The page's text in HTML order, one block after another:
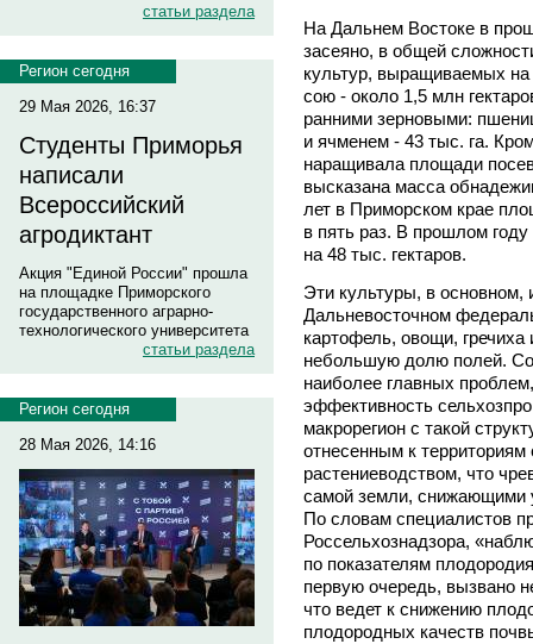
статьи раздела
Регион сегодня
29 Мая 2026, 16:37
Студенты Приморья
написали
Всероссийский
агродиктант
Акция "Единой России" прошла
на площадке Приморского
государственного аграрно-
технологического университета
статьи раздела
Регион сегодня
28 Мая 2026, 14:16
На Дальнем Востоке в
засеяно, в общей
культур, выращиваемых
сою - около 1,5 млн
ранними зерновыми:
и ячменем - 43 тыс. га.
наращивала площади
высказана масса
лет в Приморском крае
в пять раз. В прошлом
на 48 тыс. гектаров.
Эти культуры, в основном,
Дальневосточном
картофель, овощи, гречиха
небольшую долю полей.
наиболее главных
эффективность
макрорегион с такой
отнесенным к
растениеводством, что
самой земли, снижающими
По словам специалистов
Россельхознадзора,
по показателям
первую очередь, вызвано
что ведет к снижению
плодородных качеств